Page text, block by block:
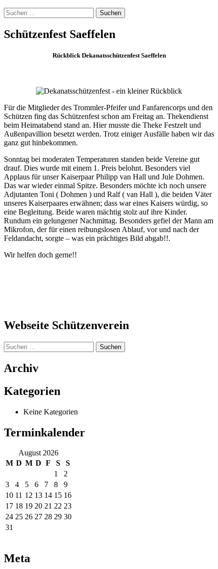
Suchen
nach:
Schützenfest Saeffelen
Rückblick Dekanatsschützenfest Saeffelen
Für die Mitglieder des Trommler-Pfeifer und Fanfarencorps und den
Schützen fing das Schützenfest schon am Freitag an. Thekendienst
beim Heimatabend stand an. Hier musste die Theke Festzelt und
Außenpavillion besetzt werden. Trotz einiger Ausfälle haben wir das
ganz gut hinbekommen.
Sonntag bei moderaten Temperaturen standen beide Vereine gut
drauf. Dies wurde mit einem 1. Preis belohnt. Besonders viel
Applaus für unser Kaiserpaar Philipp van Hall und Jule Dohmen.
Das war wieder einmal Spitze. Besonders möchte ich noch unsere
Adjutanten Toni ( Dohmen ) und Ralf ( van Hall ), die beiden Väter
unseres Kaiserpaares erwähnen; dass war eines Kaisers würdig, so
eine Begleitung. Beide waren mächtig stolz auf ihre Kinder.
Rundum ein gelungener Nachmittag. Besonders gefiel der Mann am
Mikrofon, der für einen reibungslosen Ablauf, vor und nach der
Feldandacht, sorgte – was ein prächtiges Bild abgab!!.
Wir helfen doch gerne!!
Webseite Schützenverein
Suchen
nach:
Archiv
Kategorien
Keine Kategorien
Terminkalender
August 2026
M D M D F S
S
1
2
3
4 5 6 7 8
9
10 11 12 13 14 15 16
17 18 19 20 21 22 23
24 25 26 27 28 29 30
31
Meta